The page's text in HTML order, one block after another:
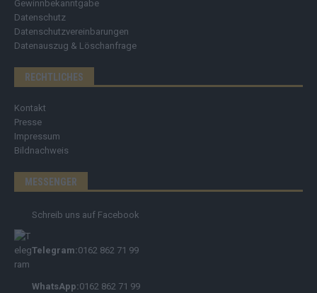
Gewinnbekanntgabe
Datenschutz
Datenschutzvereinbarungen
Datenauszug & Löschanfrage
RECHTLICHES
Kontakt
Presse
Impressum
Bildnachweis
MESSENGER
Schreib uns auf Facebook
Telegram:0162 862 71 99
WhatsApp:0162 862 71 99